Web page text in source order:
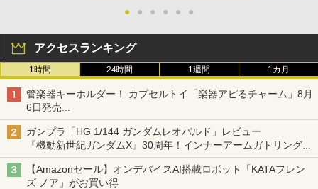
● ● ● ● ● ●
アクセスランキング
1時間 24時間 1週間 1カ月
管楽器キーホルダー！ カプセルトイ「楽器アピるチャーム」8月
6日発売
チューバ、テナサクなど5種各3色
ガンプラ「HG 1/144 ガンダムレオパルド」レビュー
『機動新世紀ガンダムX』30周年！インナーアームガトリングの
変形機構まで再現し最新フォーマットでキット化！
【Amazonセール】オンデバイスAI搭載ロボット「KATAフレン
ズ ノア」がお買い得